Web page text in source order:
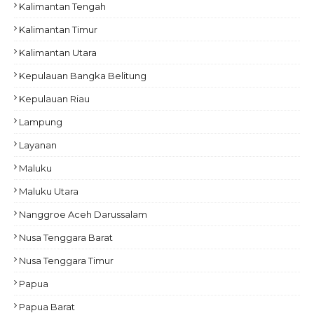
Kalimantan Tengah
Kalimantan Timur
Kalimantan Utara
Kepulauan Bangka Belitung
Kepulauan Riau
Lampung
Layanan
Maluku
Maluku Utara
Nanggroe Aceh Darussalam
Nusa Tenggara Barat
Nusa Tenggara Timur
Papua
Papua Barat